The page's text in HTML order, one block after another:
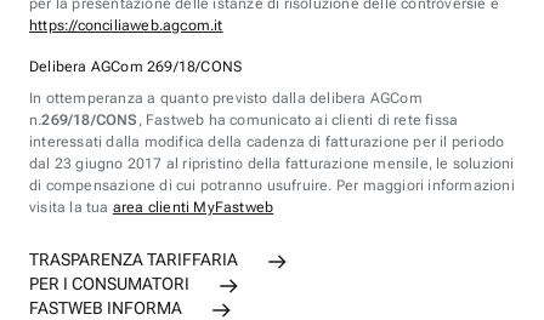
per la presentazione delle istanze di risoluzione delle controversie è
https://conciliaweb.agcom.it
Delibera AGCom 269/18/CONS
In ottemperanza a quanto previsto dalla delibera AGCom
n.269/18/CONS , Fastweb ha comunicato ai clienti di rete fissa
interessati dalla modifica della cadenza di fatturazione per il periodo
dal 23 giugno 2017 al ripristino della fatturazione mensile, le soluzioni
di compensazione di cui potranno usufruire. Per maggiori informazioni
visita la tua area clienti MyFastweb
TRASPARENZA TARIFFARIA
PER I CONSUMATORI
FASTWEB INFORMA